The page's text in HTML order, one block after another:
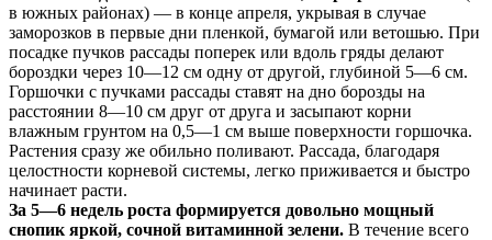
в южных районах) — в конце апреля, укрывая в случае
заморозков в первые дни пленкой, бумагой или ветошью. При
посадке пучков рассады поперек или вдоль гряды делают
бороздки через 10—12 см одну от другой, глубиной 5—6 см.
Горшочки с пучками рассады ставят на дно борозды на
расстоянии 8—10 см друг от друга и засыпают корни
влажным грунтом на 0,5—1 см выше поверхности горшочка.
Растения сразу же обильно поливают. Рассада, благодаря
целостности корневой системы, легко приживается и быстро
начинает расти.
За 5—6 недель роста формируется довольно мощный
снопик яркой, сочной витаминной зелени. В течение всего